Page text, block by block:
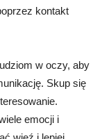
kontakt
w oczy, aby
Skup się
emocji i